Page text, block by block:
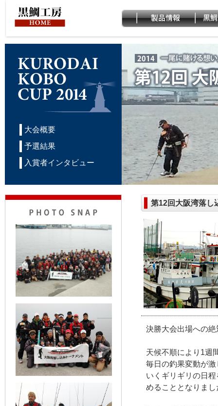
大会概要
予選結果
入賞者インタビュー
第12回大阪湾落
決勝大会出場への
天候不順により1週
毎日の釣果変動が
いくギリギリの日
めることとなりまし